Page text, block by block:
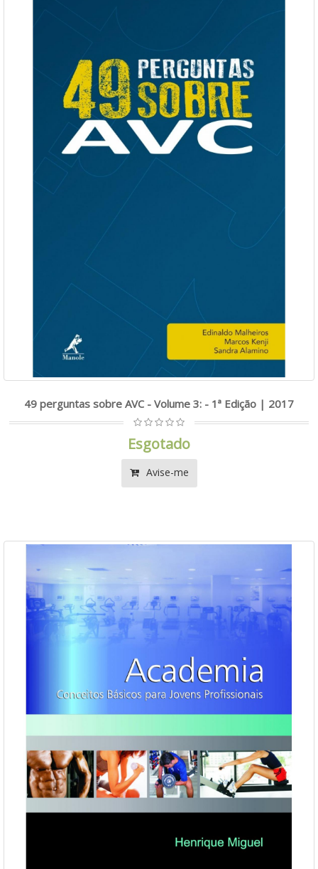
49 perguntas sobre AVC - Volume 3: - 1ª Edição | 2017
Esgotado
Avise-me